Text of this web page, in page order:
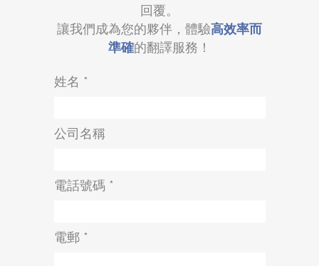
回覆。
讓我們成為您的夥伴，體驗高效率而
準確的翻譯服務！
姓名 *
公司名稱
電話號碼 *
電郵 *